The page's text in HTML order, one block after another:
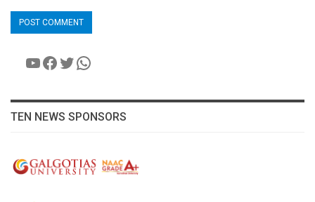
YouTube
Facebook
Twitter
WhatsApp
TEN NEWS SPONSORS